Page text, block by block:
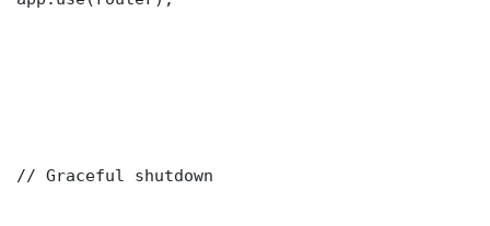
// Graceful shutdown